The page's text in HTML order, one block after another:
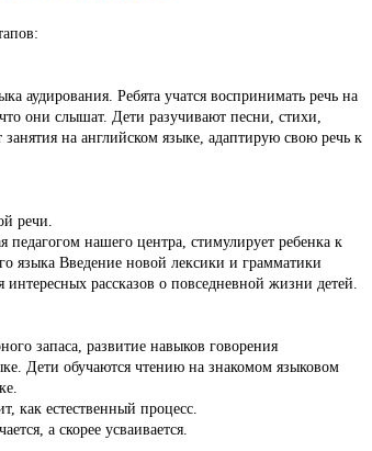
аудирования. Ребята учатся воспринимать речь на
они слышат. Дети разучивают песни, стихи,
на английском языке, адаптирую свою речь к
речи.
педагогом нашего центра, стимулирует ребенка к
языка Введение новой лексики и грамматики
рассказов о повседневной жизни детей.
запаса, развитие навыков говорения
Дети обучаются чтению на знакомом языковом
как естественный процесс.
а скорее усваивается.